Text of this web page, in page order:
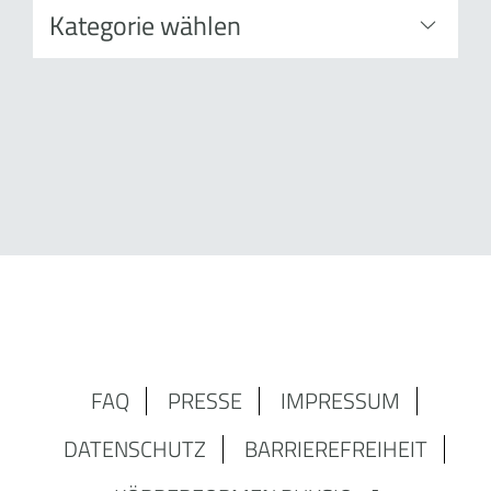
FAQ PRESSE
IMPRESSUM
DATENSCHUTZ
BARRIEREFREIHEIT